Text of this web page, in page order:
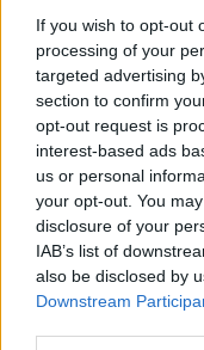
If you wish to opt-out
processing of your
targeted advertising
section to confirm
opt-out request is
interest-based ads
us or personal
your opt-out. You
disclosure of your
IAB’s list of
also be disclosed by
Downstream
딸기는 맛있을 뿐만
효과가 있습니다. 식
능력을 향상시켜 전
딸기와 장 건강
딸기는 섬유질이 풍
은 소화를 돕고 배변
기를 꾸준히 섭취하
기능을 개선할 수 있